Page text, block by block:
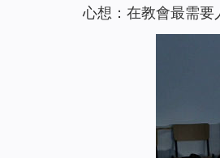
心想：在教會最需要